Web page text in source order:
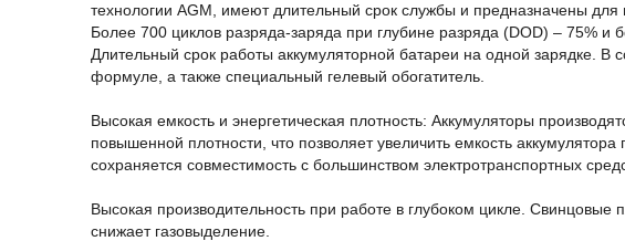
технологии AGM, имеют длительный срок службы и предназначены для
Более 700 циклов разряда-заряда при глубине разряда (DOD) – 75% и
Длительный срок работы аккумуляторной батареи на одной зарядке. В
формуле, а также специальный гелевый обогатитель.
Высокая емкость и энергетическая плотность: Аккумуляторы
повышенной плотности, что позволяет увеличить емкость
сохраняется совместимость с большинством электротранспортных
Высокая производительность при работе в глубоком цикле.
снижает газовыделение.